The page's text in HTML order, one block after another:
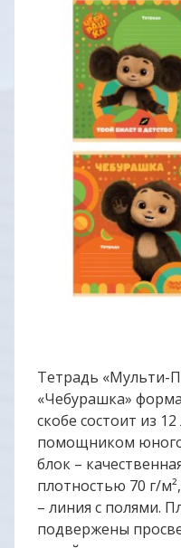
Тетрадь «Мульти-
«Чебурашка»
скобе состоит из
помощником
блок –
плотностью 70 г/
– линия с полями.
подвержены